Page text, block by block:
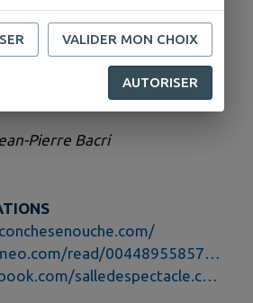
Alfred Recours dans
Film documentaire. En
Médiathèque Départementale
Pierre Bacri
https://www.calameo.com/read/004489558579b32c6258f
https://www.facebook.com/salledespectacle.conches
VALIDER MON CHOIX
AUTORISER